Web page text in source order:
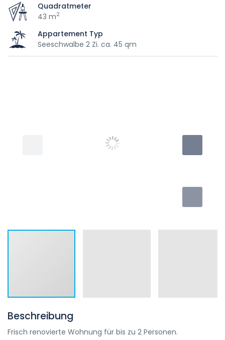
Quadratmeter
43 m2
Appartement Typ
Seeschwalbe 2 Zi. ca. 45 qm
Beschreibung
Frisch renovierte Wohnung für bis zu 2 Personen.